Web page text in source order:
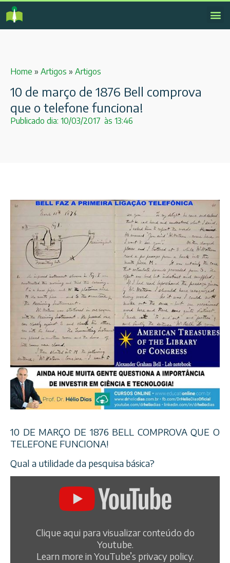
Home » Artigos » Artigos
10 de março de 1876 Bell comprova
que o telefone funciona!
Publicado dia: 10/03/2017 às 13:46
10 DE MARÇO DE 1876 BELL COMPROVA QUE O
TELEFONE FUNCIONA!
Qual a utilidade da pesquisa básica?
Clique aqui para visualizar conteúdo do
Youtube.
Learn more in YouTube’s privacy policy.